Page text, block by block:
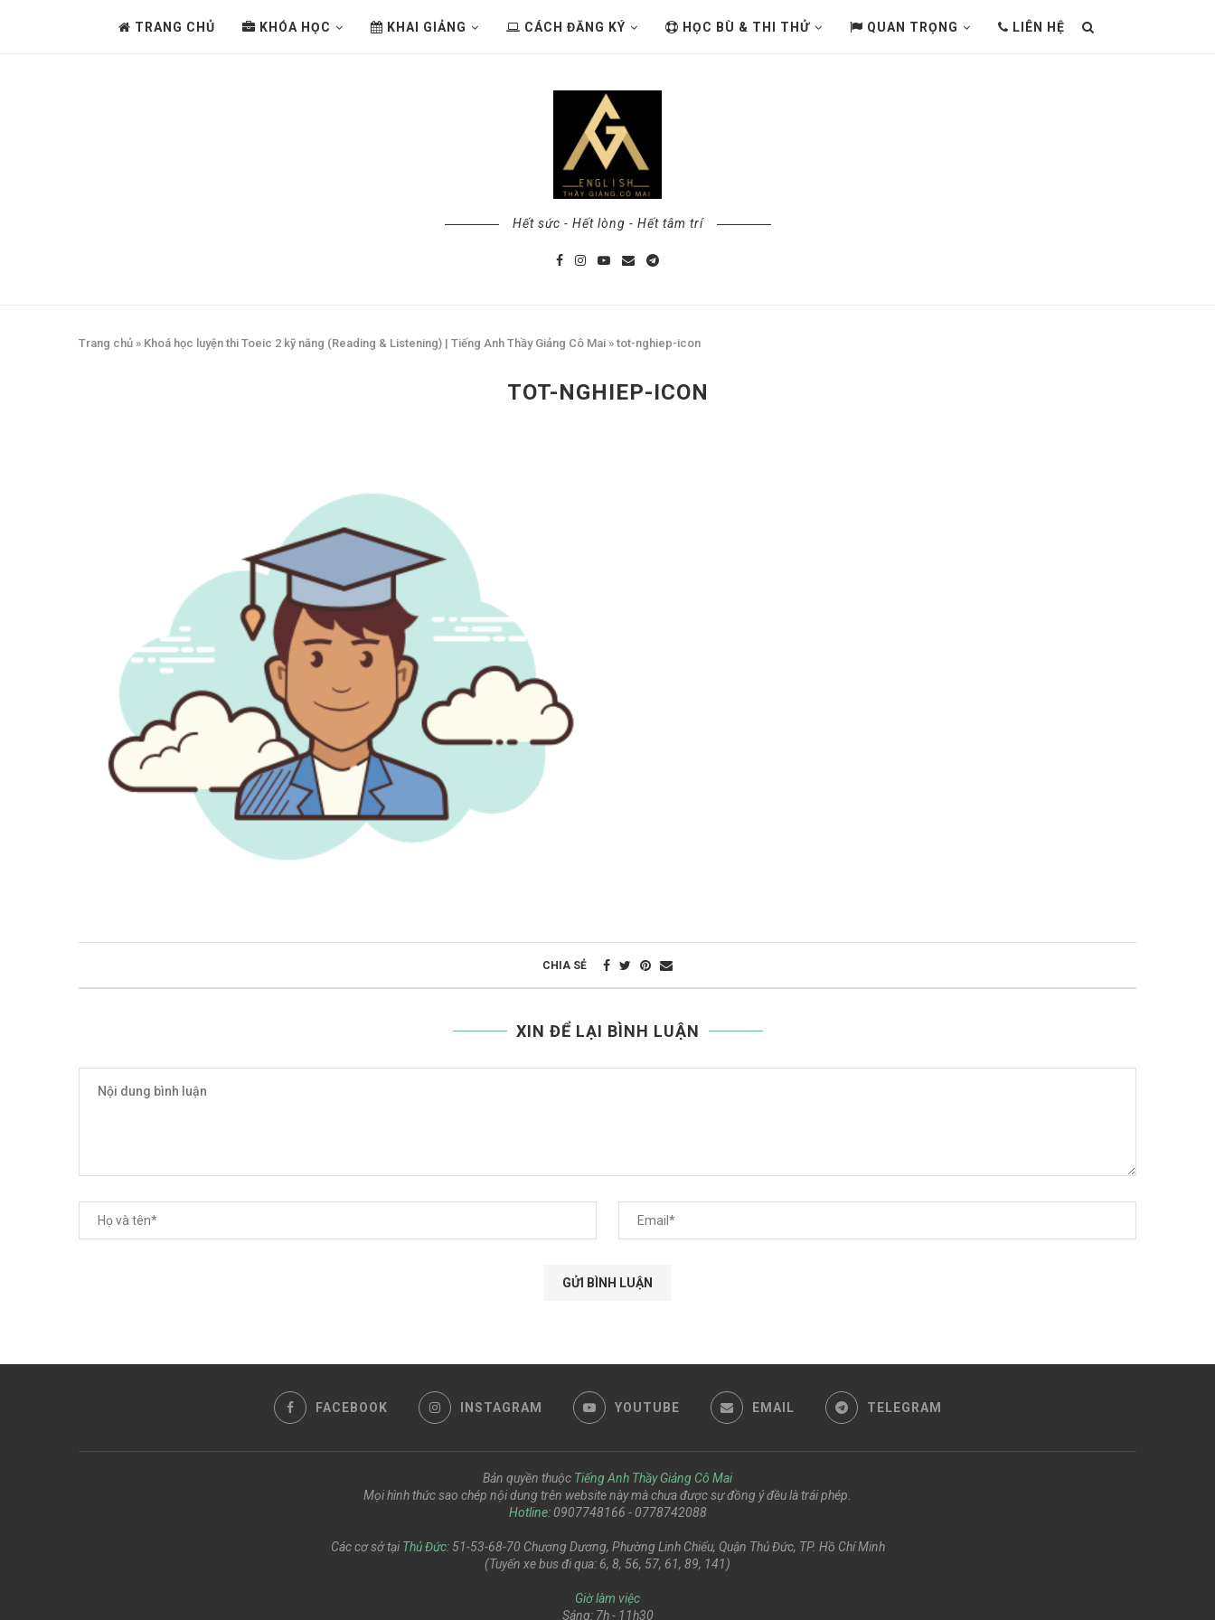
TRANG CHỦ KHÓA HỌC KHAI GIẢNG CÁCH ĐĂNG KÝ HỌC BÙ & THI THỬ QUAN TRỌNG LIÊN HỆ
Hết sức - Hết lòng - Hết tâm trí
Trang chủ » Khoá học luyện thi Toeic 2 kỹ năng (Reading & Listening) | Tiếng Anh Thầy Giảng Cô Mai » tot-nghiep-icon
TOT-NGHIEP-ICON
CHIA SẺ
XIN ĐỂ LẠI BÌNH LUẬN
FACEBOOK INSTAGRAM YOUTUBE EMAIL TELEGRAM
Bản quyền thuộc Tiếng Anh Thầy Giảng Cô Mai
Mọi hình thức sao chép nội dung trên website này mà chưa được sự đồng ý đều là trái phép.
Hotline: 0907748166 - 0778742088
Các cơ sở tại Thủ Đức: 51-53-68-70 Chương Dương, Phường Linh Chiểu, Quận Thủ Đức, TP. Hồ Chí Minh
(Tuyến xe bus đi qua: 6, 8, 56, 57, 61, 89, 141)
Giờ làm việc
Sáng: 7h - 11h30